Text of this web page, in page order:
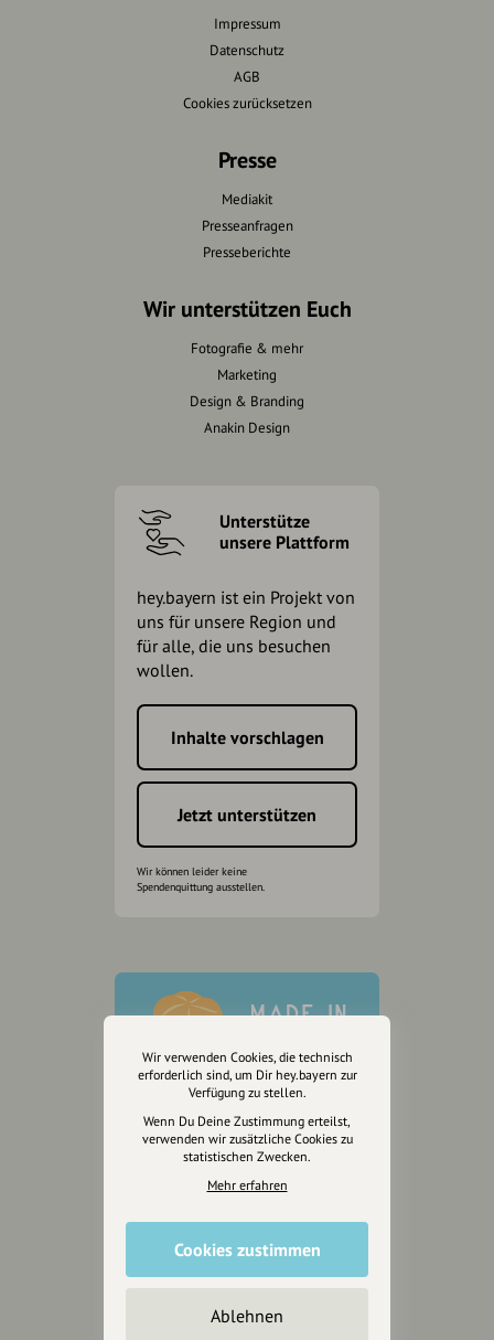
Impressum
Datenschutz
AGB
Cookies zurücksetzen
Presse
Mediakit
Presseanfragen
Presseberichte
Wir unterstützen Euch
Fotografie & mehr
Marketing
Design & Branding
Anakin Design
Unterstütze
unsere Plattform
hey.bayern ist ein Projekt von
uns für unsere Region und
für alle, die uns besuchen
wollen.
Inhalte vorschlagen
Jetzt unterstützen
Wir können leider keine
Spendenquittung ausstellen.
Wir sind auch auf
Wir verwenden Cookies, die technisch
erforderlich sind, um Dir hey.bayern zur
Verfügung zu stellen.
Wenn Du Deine Zustimmung erteilst,
verwenden wir zusätzliche Cookies zu
statistischen Zwecken.
Mehr erfahren
Cookies zustimmen
Ablehnen